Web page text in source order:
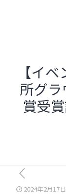
【イ
所グ
賞受
2024年2月17日